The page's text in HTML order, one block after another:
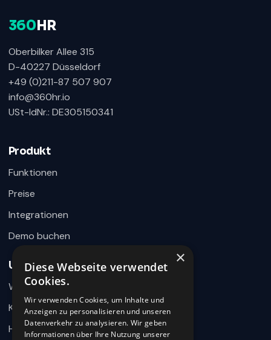
360 HR
Oberbilker Allee 315
D-40227 Düsseldorf
+49 (0)211-87 507 907
info@360hr.io
USt-IdNr.: DE305150341
Produkt
Funktionen
Preise
Integrationen
Demo buchen
Unternehmen
Warum 360HR
Kontakt
Hilfecenter
360HR Chat
Wie können wir helfen?
hier im Chat zurück.
×
Diese Webseite verwendet
Cookies.
Wir verwenden Cookies, um Inhalte und
Anzeigen zu personalisieren und unseren
Datenverkehr zu analysieren. Wir geben
Informationen über Ihre Nutzung unserer